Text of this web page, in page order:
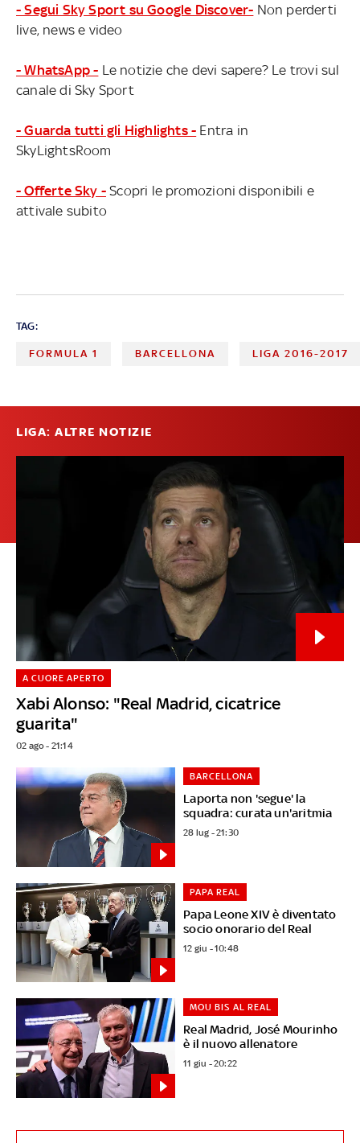
- Segui Sky Sport su Google Discover- Non perderti
live, news e video
- WhatsApp - Le notizie che devi sapere? Le trovi sul
canale di Sky Sport
- Guarda tutti gli Highlights - Entra in
SkyLightsRoom
- Offerte Sky - Scopri le promozioni disponibili e
attivale subito
TAG:
FORMULA 1 BARCELLONA LIGA 2016-2017
LIGA: ALTRE NOTIZIE
Xabi Alonso: "Real Madrid, cicatrice
guarita"
A CUORE APERTO
02 ago - 21:14
Laporta non 'segue' la
squadra: curata un'aritmia
BARCELLONA
28 lug - 21:30
Papa Leone XIV è diventato
socio onorario del Real
PAPA REAL
12 giu - 10:48
Real Madrid, José Mourinho
è il nuovo allenatore
MOU BIS AL REAL
11 giu - 20:22